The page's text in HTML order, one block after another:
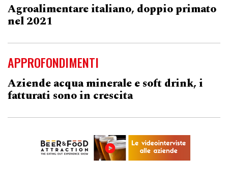
Agroalimentare italiano, doppio primato
nel 2021
APPROFONDIMENTI
Aziende acqua minerale e soft drink, i
fatturati sono in crescita